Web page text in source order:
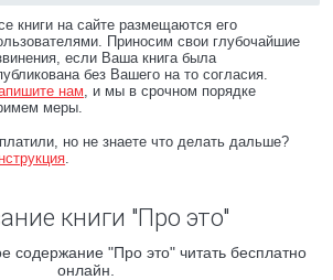
книги на сайте размещаются его
Приносим свои глубочайшие
если Ваша книга была
без Вашего на то согласия.
нам, и мы в срочном порядке
меры.
но не знаете что делать дальше?
.
книги "Про это"
содержание "Про это" читать бесплатно
онлайн.